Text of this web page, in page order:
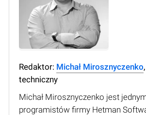
Redaktor: Michał Mirosznyczenko
techniczny
Michał Mirosznyczenko jest
programistów firmy Hetman